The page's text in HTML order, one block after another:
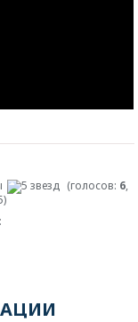
(голосов: 6,